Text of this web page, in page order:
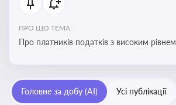
ПРО ЩО ТЕМА:
Про платників податків з високим рівнем
Головне за добу (AI) Усі публікації